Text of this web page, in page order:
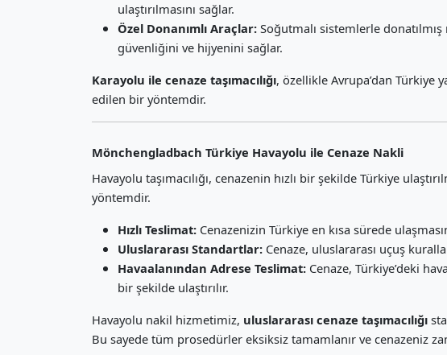
ulaştırılmasını sağlar.
Özel Donanımlı Araçlar: Soğutmalı sistemlerle
güvenliğini ve hijyenini sağlar.
Karayolu ile cenaze taşımacılığı, özellikle Avrupa’dan Türkiye
edilen bir yöntemdir.
Mönchengladbach Türkiye Havayolu ile Cenaze Nakli
Havayolu taşımacılığı, cenazenin hızlı bir şekilde Türkiye
yöntemdir.
Hızlı Teslimat: Cenazenizin Türkiye en kısa sürede
Uluslararası Standartlar: Cenaze, uluslararası uçuş
Havaalanından Adrese Teslimat: Cenaze, Türkiye’deki
bir şekilde ulaştırılır.
Havayolu nakil hizmetimiz, uluslararası cenaze taşımacılığı
Bu sayede tüm prosedürler eksiksiz tamamlanır ve cenazeniz